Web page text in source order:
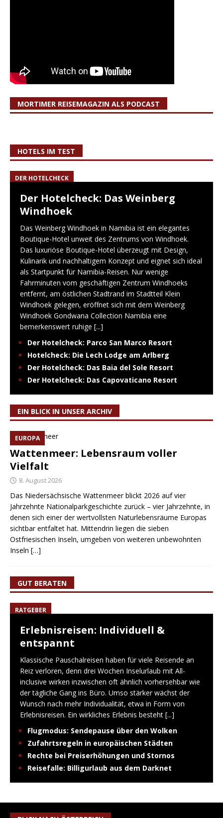
MORTIMER REISEMAGAZIN ALS PODCAST
HOTELS IM TEST
DER HOTELCHECK
Der Hotelcheck: Das Weinberg
Windhoek
Das Weinberg Windhoek in Namibia ist ein elegantes
Boutique-Hotel unweit des Zentrums von Windhoek.
Das luxuriöse Boutique-Hotel überzeugt mit Design,
Kulinarik und nachhaltigem Konzept und eignet sich ideal
als Startpunkt für Namibia-Reisen. Nur wenige
Fahrminuten vom geschäftigen Zentrum Windhoeks
entfernt, am östlichen Stadtrand im Stadtteil Klein
Windhoek gelegen, eröffnet sich mit dem Weinberg
Windhoek Gondwana Collection Namibia eine
bemerkenswert ruhige [...]
Der Hotelcheck: Parco San Marco Resort
Hotelcheck: Die Lech Lodge am Arlberg
Der Hotelcheck: Das Baia del Sole Resort
Der Hotelcheck: Das Capovaticano Resort
EIN BLICK IN UNSER ARCHIV
EUROPA
Wattenmeer: Lebensraum voller
Vielfalt
8. August 2026
Das Niedersächsische Wattenmeer blickt 2026 auf vier
Jahrzehnte Nationalparkgeschichte zurück – vier Jahrzehnte, in
denen sich einer der wertvollsten Naturlebensräume Europas
sichtbar entfaltet hat. Mittendrin liegen die sieben
Ostfriesischen Inseln, umgeben von weiteren unbewohnten
Inseln […]
GUT BERATEN
RATGEBER
Erlebnisreisen: Individuell &
entspannt
Klassische Pauschalreisen haben für viele Reisende an
Reiz verloren, denn drei Wochen Inselurlaub mit All-
inclusive wirken inzwischen oft ähnlich vorhersehbar wie
der tägliche Gang ins Büro. Umso stärker wächst der
Wunsch nach mehr Individualität, etwa in Form von
Erlebnisreisen. Ein wirkliches Erlebnis besteht [...]
Flugmodus: Sendepause über den Wolken
Zufahrtsregeln in europäischen Städten
Rechte bei Preiserhöhungen und Stornos
Reisefalle: Billigurlaub aus dem Darknet